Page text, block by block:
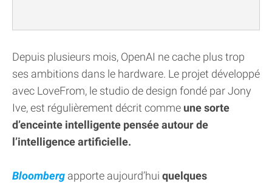
Depuis plusieurs mois, OpenAI ne cache plus trop
ses ambitions dans le hardware. Le projet développé
avec LoveFrom, le studio de design fondé par Jony
Ive, est régulièrement décrit comme une sorte
d’enceinte intelligente pensée autour de
l’intelligence artificielle.
Bloomberg apporte aujourd’hui quelques